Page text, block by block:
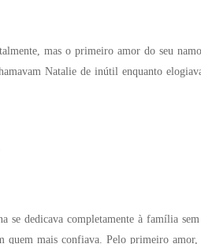
mas o primeiro amor do seu
chegou tarde demais. O ex implorou por
perdoar pelo bem do nosso filho?" Um
a ver com você."
se dedicava completamente à família
amor, seu marido a abandonou, fazendo